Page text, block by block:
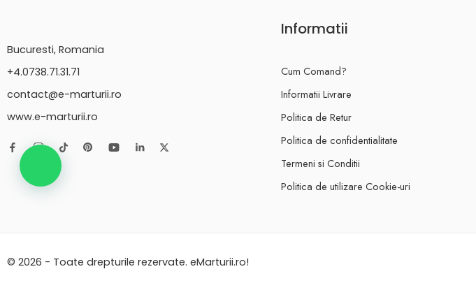
Bucuresti, Romania
+4.0738.71.31.71
contact@e-marturii.ro
www.e-marturii.ro
Informatii
Cum Comand?
Informatii Livrare
Politica de Retur
Politica de confidentialitate
Termeni si Conditii
Politica de utilizare Cookie-uri
© 2026 - Toate drepturile rezervate. eMarturii.ro!